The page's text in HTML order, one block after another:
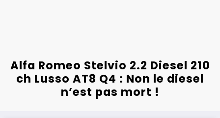
Alfa Romeo Stelvio 2.2 Diesel 210
ch Lusso AT8 Q4 : Non le diesel
n’est pas mort !